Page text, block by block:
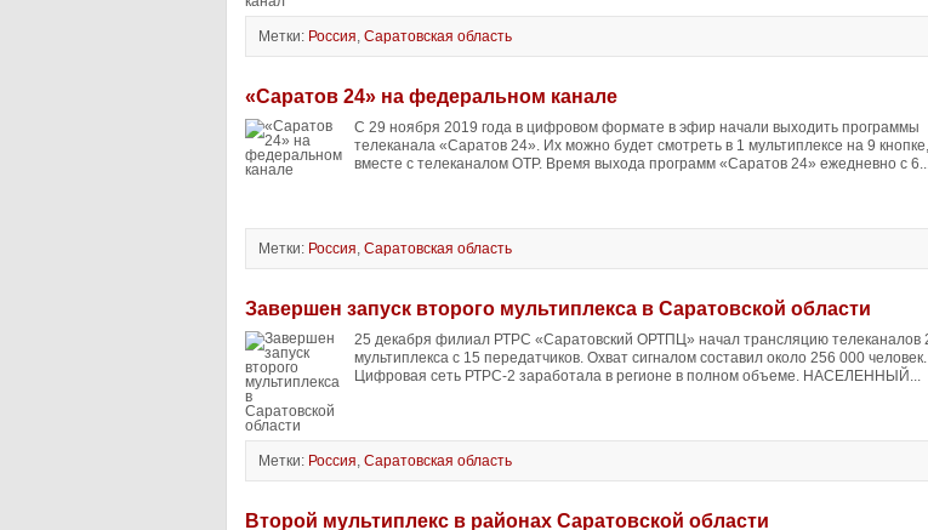
Метки: Россия, Саратовская область
«Саратов 24» на федеральном канале
С 29 ноября 2019 года в цифровом формате в эфир начали выходить программы
телеканала «Саратов 24». Их можно будет смотреть в 1 мультиплексе на 9 кнопке,
вместе с телеканалом ОТР. Время выхода программ «Саратов 24» ежедневно с
Метки: Россия, Саратовская область
Завершен запуск второго мультиплекса в Саратовской области
25 декабря филиал РТРС «Саратовский ОРТПЦ» начал трансляцию телеканалов
мультиплекса с 15 передатчиков. Охват сигналом составил около 256 000 человек.
Цифровая сеть РТРС-2 заработала в регионе в полном объеме. НАСЕЛЕННЫЙ...
Метки: Россия, Саратовская область
Второй мультиплекс в районах Саратовской области